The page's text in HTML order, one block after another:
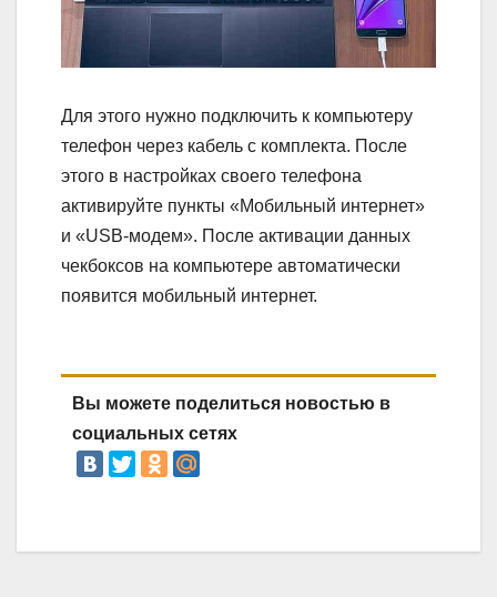
Для этого нужно подключить к компьютеру
телефон через кабель с комплекта. После
этого в настройках своего телефона
активируйте пункты «Мобильный интернет»
и «USB-модем». После активации данных
чекбоксов на компьютере автоматически
появится мобильный интернет.
Вы можете поделиться новостью в
социальных сетях